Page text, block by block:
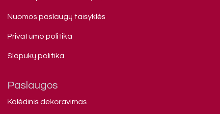
Nuomos paslaugų taisyklės
Privatumo politika
Slapukų politika
Paslaugos
Kalėdinis dekoravimas